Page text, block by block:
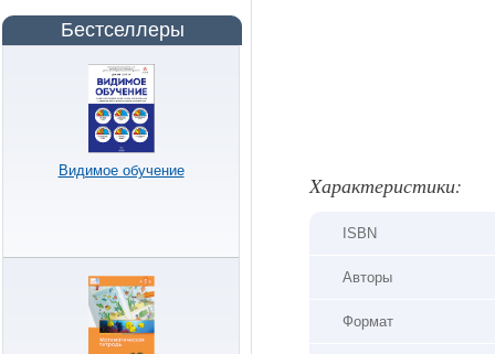
Бестселлеры
Видимое обучение
Xарактеристики:
ISBN
Авторы
Формат